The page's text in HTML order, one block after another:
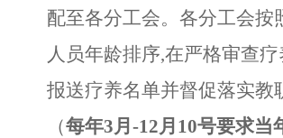
配至各分工会。各分工会按
人员年龄排序,在严格审查
报送疗养名单并督促落实教
（每年3月-12月10号要求当